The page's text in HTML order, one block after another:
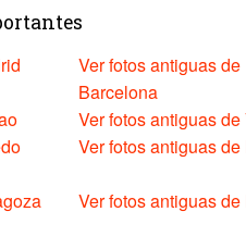
Ver fotos antiguas de
Barcelona
Ver fotos antiguas
Ver fotos antiguas
Ver fotos antiguas